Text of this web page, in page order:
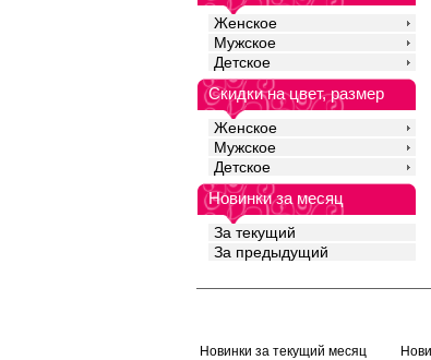
Женское
Мужское
Детское
Скидки на цвет, размер
Женское
Мужское
Детское
Новинки за месяц
За текущий
За предыдущий
Новинки за текущий месяц